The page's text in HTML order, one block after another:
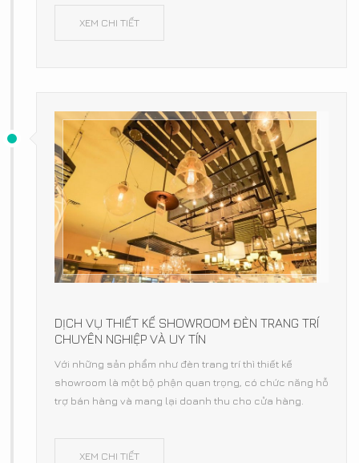
XEM CHI TIẾT
DỊCH VỤ THIẾT KẾ SHOWROOM ĐÈN TRANG TRÍ
CHUYÊN NGHIỆP VÀ UY TÍN
Với những sản phẩm như đèn trang trí thì thiết kế
showroom là một bộ phận quan trọng, có chức năng hỗ
trợ bán hàng và mang lại doanh thu cho cửa hàng.
XEM CHI TIẾT